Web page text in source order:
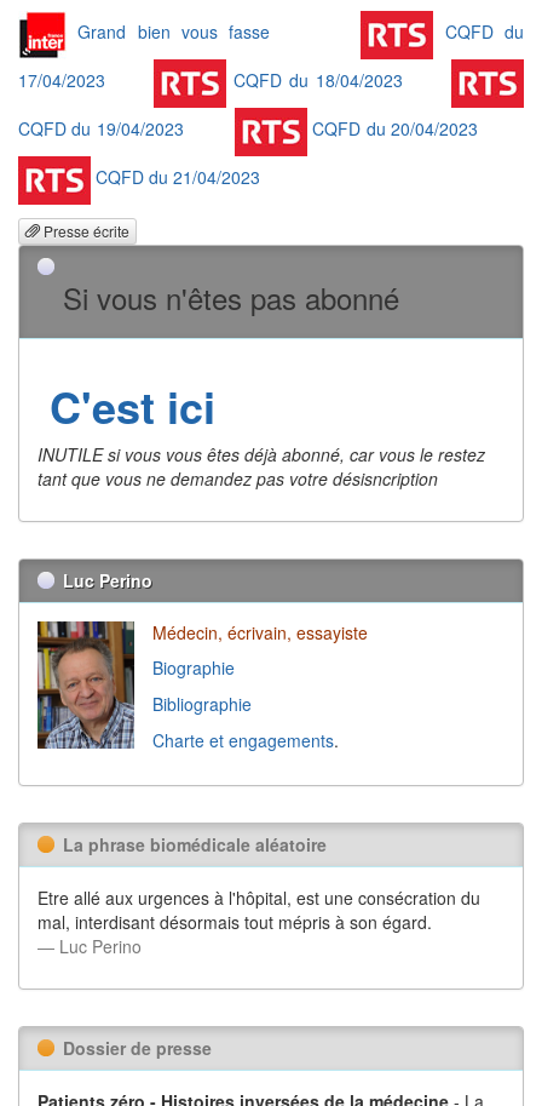
Grand bien vous fasse
CQFD du
17/04/2023
CQFD du 18/04/2023
CQFD du 19/04/2023
CQFD du 20/04/2023
CQFD du 21/04/2023
Presse écrite
Si vous n'êtes pas abonné
C'est ici
INUTILE si vous vous êtes déjà abonné, car vous le restez
tant que vous ne demandez pas votre désisncription
Luc Perino
Médecin, écrivain, essayiste
Biographie
Bibliographie
Charte et engagements.
La phrase biomédicale aléatoire
Etre allé aux urgences à l'hôpital, est une consécration du
mal, interdisant désormais tout mépris à son égard.
― Luc Perino
Dossier de presse
Patients zéro - Histoires inversées de la médecine - La